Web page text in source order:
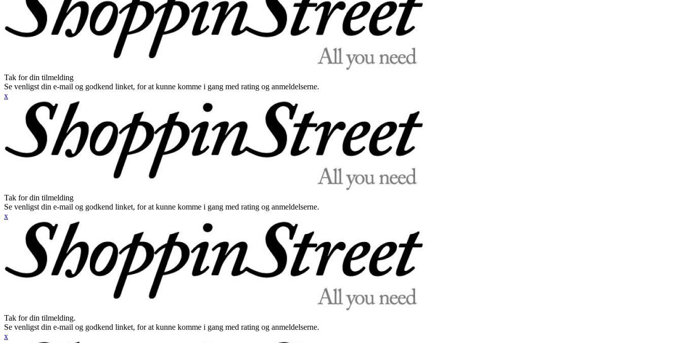
Tak for din tilmelding
Se venligst din e-mail og godkend linket, for at kunne komme i gang med rating og anmeldelserne.
x
Tak for din tilmelding
Se venligst din e-mail og godkend linket, for at kunne komme i gang med rating og anmeldelserne.
x
Tak for din tilmelding.
Se venligst din e-mail og godkend linket, for at kunne komme i gang med rating og anmeldelserne.
x